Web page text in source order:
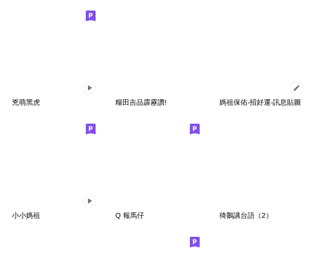
兇萌黑虎 糧田吉品霹靂讚! 媽祖保佑-招好運-訊息貼圖
小小媽祖 Q 報馬仔 徛鵝講台語（2）